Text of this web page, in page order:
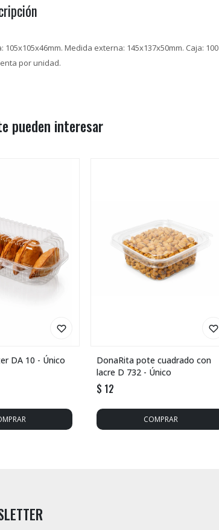
Medida externa: 145x137x50mm. Caja: 100
por unidad.
pueden interesar
DA 10 - Único
DonaRita pote cuadrado con
lacre D 732 - Único
$ 12